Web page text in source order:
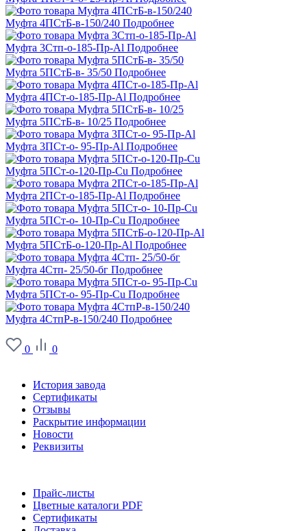
Муфта 4ПСтБ-в-150/240 Подробнее
Муфта 3Стп-о-185-Пр-Al Подробнее
Муфта 5ПСтБ-в- 35/50 Подробнее
Муфта 4ПСт-о-185-Пр-Al Подробнее
Муфта 5ПСтБ-в- 10/25 Подробнее
Муфта 3ПСт-о- 95-Пр-Al Подробнее
Муфта 5ПСт-о-120-Пр-Cu Подробнее
Муфта 2ПСт-о-185-Пр-Al Подробнее
Муфта 5ПСт-о- 10-Пр-Cu Подробнее
Муфта 5ПСтБ-о-120-Пр-Al Подробнее
Муфта 4Стп- 25/50-бг Подробнее
Муфта 5ПСт-о- 95-Пр-Cu Подробнее
Муфта 4СтпР-в-150/240 Подробнее
0
0
История завода
Сертификаты
Отзывы
Раскрытие информации
Новости
Реквизиты
Прайс-листы
Цветные каталоги PDF
Сертификаты